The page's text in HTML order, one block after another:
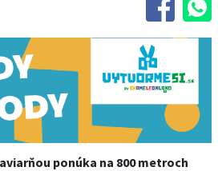
ponúka na 800 metroch